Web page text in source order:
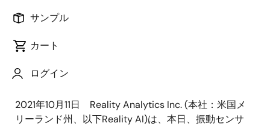
サンプル
カート
ログイン
公開日:2022年10月13日
ト南)で国内初のデモを実施
2021年10月11日 Reality Analytics Inc. (本社：米国メ
リーランド州、以下Reality AI)は、本日、振動センサ